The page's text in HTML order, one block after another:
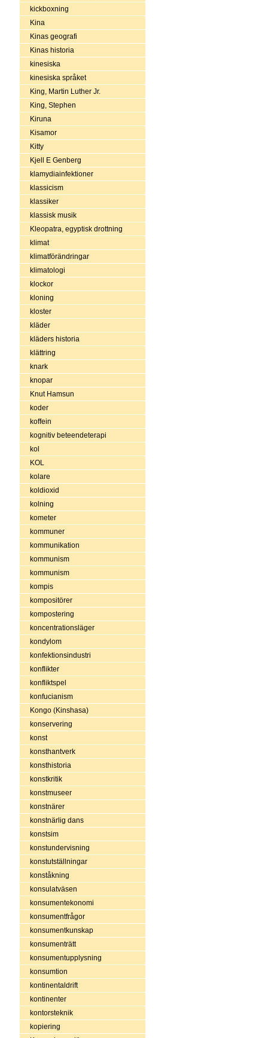
kickboxning
Kina
Kinas geografi
Kinas historia
kinesiska
kinesiska språket
King, Martin Luther Jr.
King, Stephen
Kiruna
Kisamor
Kitty
Kjell E Genberg
klamydiainfektioner
klassicism
klassiker
klassisk musik
Kleopatra, egyptisk drottning
klimat
klimatförändringar
klimatologi
klockor
kloning
kloster
kläder
kläders historia
klättring
knark
knopar
Knut Hamsun
koder
koffein
kognitiv beteendeterapi
kol
KOL
kolare
koldioxid
kolning
kometer
kommuner
kommunikation
kommunism
kommunism
kompis
kompositörer
kompostering
koncentrationsläger
kondylom
konfektionsindustri
konflikter
konfliktspel
konfucianism
Kongo (Kinshasa)
konservering
konst
konsthantverk
konsthistoria
konstkritik
konstmuseer
konstnärer
konstnärlig dans
konstsim
konstundervisning
konstutställningar
konståkning
konsulatväsen
konsumentekonomi
konsumentfrågor
konsumentkunskap
konsumenträtt
konsumentupplysning
konsumtion
kontinentaldrift
kontinenter
kontorsteknik
kopiering